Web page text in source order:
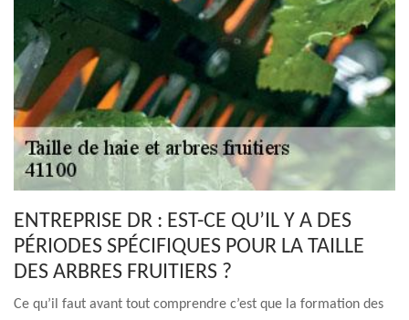
ENTREPRISE DR : EST-CE QU’IL Y A DES
PÉRIODES SPÉCIFIQUES POUR LA TAILLE
DES ARBRES FRUITIERS ?
Ce qu’il faut avant tout comprendre c’est que la formation des